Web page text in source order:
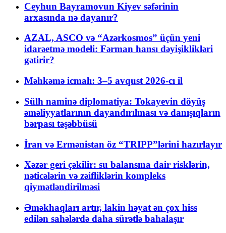
Ceyhun Bayramovun Kiyev səfərinin
arxasında nə dayanır?
AZAL, ASCO və “Azərkosmos” üçün yeni
idarəetmə modeli: Fərman hansı dəyişiklikləri
gətirir?
Məhkəmə icmalı: 3–5 avqust 2026-cı il
Sülh naminə diplomatiya: Tokayevin döyüş
əməliyyatlarının dayandırılması və danışıqların
bərpası təşəbbüsü
İran və Ermənistan öz “TRIPP”lərini hazırlayır
Xəzər geri çəkilir: su balansına dair risklərin,
nəticələrin və zəifliklərin kompleks
qiymətləndirilməsi
Əməkhaqları artır, lakin həyat ən çox hiss
edilən sahələrdə daha sürətlə bahalaşır